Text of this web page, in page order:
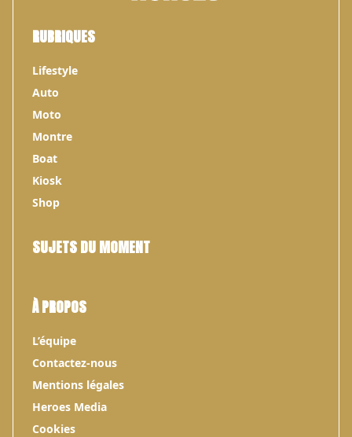
RUBRIQUES
Lifestyle
Auto
Moto
Montre
Boat
Kiosk
Shop
SUJETS DU MOMENT
À PROPOS
L’équipe
Contactez-nous
Mentions légales
Heroes Media
Cookies